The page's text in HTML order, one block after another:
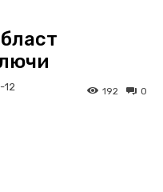
12 0
192